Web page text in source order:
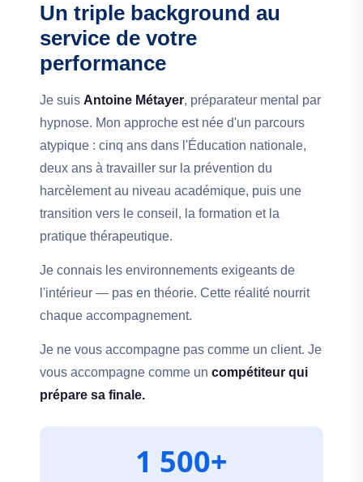
Un triple background au
service de votre
performance
Je suis Antoine Métayer, préparateur mental par
hypnose. Mon approche est née d'un parcours
atypique : cinq ans dans l'Éducation nationale,
deux ans à travailler sur la prévention du
harcèlement au niveau académique, puis une
transition vers le conseil, la formation et la
pratique thérapeutique.
Je connais les environnements exigeants de
l'intérieur — pas en théorie. Cette réalité nourrit
chaque accompagnement.
Je ne vous accompagne pas comme un client. Je
vous accompagne comme un compétiteur qui
prépare sa finale.
1 500+